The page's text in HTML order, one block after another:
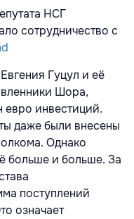
НСГ
сотрудничество с
Гуцул и её
Шора,
инвестиций.
даже были внесены
Однако
больше и больше. За
поступлений
означает